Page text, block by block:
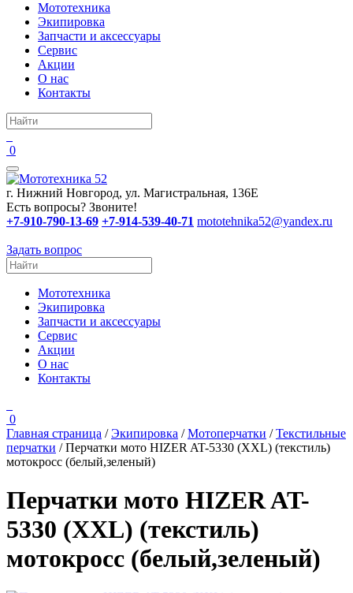
Мототехника
Экипировка
Запчасти и аксессуары
Сервис
Акции
О нас
Контакты
0
г. Нижний Новгород, ул. Магистральная, 136Е
Есть вопросы? Звоните!
+7-910-790-13-69 +7-914-539-40-71 mototehnika52@yandex.ru
Задать вопрос
Мототехника
Экипировка
Запчасти и аксессуары
Сервис
Акции
О нас
Контакты
0
Главная страница /Экипировка /Мотоперчатки /Текстильные
перчатки /Перчатки мото HIZER AT-5330 (ХXL) (текстиль)
мотокросс (белый,зеленый)
Перчатки мото HIZER AT-
5330 (ХXL) (текстиль)
мотокросс (белый,зеленый)